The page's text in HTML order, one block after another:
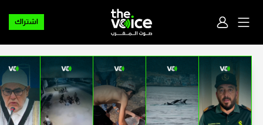
اشتراك